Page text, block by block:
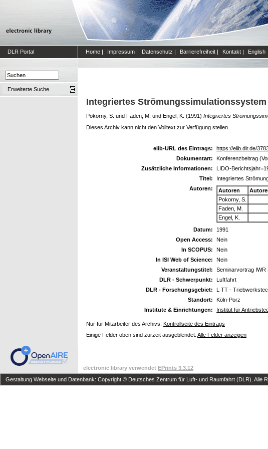
DLR Portal Home | Impressum | Datenschutz | Barrierefreiheit | Kontakt | English
Erweiterte Suche
Integriertes
Pokorny, S. und Faden, M. und Engel, K. (1991) Integriertes
Dieses Archiv kann nicht den Volltext zur Verfügung stellen.
elib-URL des Eintrags:
https://elib.dlr.de/
Dokumentart:
Konferenzbeitrag
Zusätzliche Informationen:
LIDO-
Titel:
Integriertes
Autoren:
Autoren
Pokorny, S.
Faden, M.
Engel, K.
Datum:
1991
Open Access:
Nein
In SCOPUS:
Nein
In ISI Web of Science:
Nein
Veranstaltungstitel:
Seminarvortrag IWR
DLR - Schwerpunkt:
Luftfahrt
DLR - Forschungsgebiet:
L TT -
Standort:
Köln-Porz
Institute & Einrichtungen:
Institut für
Nur für Mitarbeiter des Archivs: Kontrollseite des Eintrags
Einige Felder oben sind zurzeit ausgeblendet: Alle Felder anzeigen
electronic library verwendet EPrints 3.3.12
Gestaltung Webseite und Datenbank: Copyright © Deutsches Zentrum für Luft- und Raumfahrt (DLR). Alle